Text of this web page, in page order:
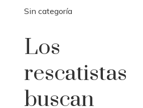
Sin categoría
Los
rescatistas
buscan